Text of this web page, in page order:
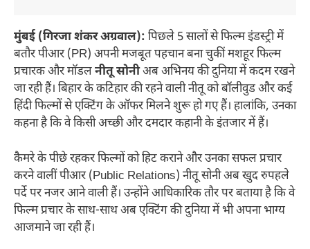
मुंबई (गिरजा शंकर अग्रवाल): पिछले 5 सालों से फिल्म इंडस्ट्री में
बतौर पीआर (PR) अपनी मजबूत पहचान बना चुकीं मशहूर फिल्म
प्रचारक और मॉडलनीतू सोनीअब अभिनय की दुनिया में कदम रखने
जा रही हैं। बिहार के कटिहार की रहने वाली नीतू को बॉलीवुड और कई
हिंदी फिल्मों से एक्टिंग के ऑफर मिलने शुरू हो गए हैं। हालांकि, उनका
कहना है कि वे किसी अच्छी और दमदार कहानी के इंतजार में हैं।
कैमरे के पीछे रहकर फिल्मों को हिट कराने और उनका सफल प्रचार
करने वालीं पीआर (Public Relations) नीतू सोनी अब खुद रुपहले
पर्दे पर नजर आने वाली हैं। उन्होंने आधिकारिक तौर पर बताया है कि वे
फिल्म प्रचार के साथ-साथ अब एक्टिंग की दुनिया में भी अपना भाग्य
आजमाने जा रही हैं।